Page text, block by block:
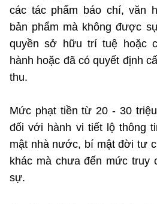
các tác phẩm báo chí, văn
bản phẩm mà không được
quyền sở hữu trí tuệ hoặc
hành hoặc đã có quyết định
thu.
Mức phạt tiền từ 20 - 30
đối với hành vi tiết lộ thông
mật nhà nước, bí mật đời tư
khác mà chưa đến mức truy
sự.